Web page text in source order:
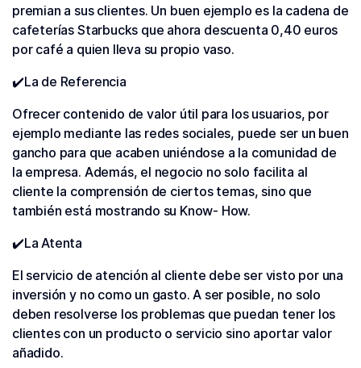
premian a sus clientes. Un buen ejemplo es la cadena de
cafeterías Starbucks que ahora descuenta 0,40 euros
por café a quien lleva su propio vaso.
✔️La de Referencia
Ofrecer contenido de valor útil para los usuarios, por
ejemplo mediante las redes sociales, puede ser un buen
gancho para que acaben uniéndose a la comunidad de
la empresa. Además, el negocio no solo facilita al
cliente la comprensión de ciertos temas, sino que
también está mostrando su Know- How.
✔️La Atenta
El servicio de atención al cliente debe ser visto por una
inversión y no como un gasto. A ser posible, no solo
deben resolverse los problemas que puedan tener los
clientes con un producto o servicio sino aportar valor
añadido.